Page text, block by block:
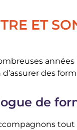
ET
années
d’assurer des
de
tout